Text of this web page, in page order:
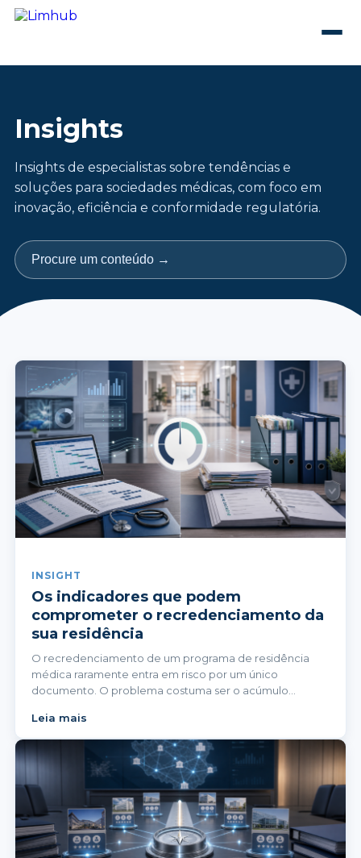
Insights
Insights de especialistas sobre tendências e
soluções para sociedades médicas, com foco em
inovação, eficiência e conformidade regulatória.
INSIGHT
Os indicadores que podem
comprometer o recredenciamento da
sua residência
O recredenciamento de um programa de residência
médica raramente entra em risco por um único
documento. O problema costuma ser o acúmulo
ao longo do ano.
Leia mais